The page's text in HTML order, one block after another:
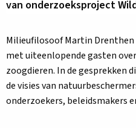
van onderzoeksproject
Milieufilosoof Martin Drenthen
met uiteenlopende gasten
zoogdieren. In de gesprekken
de visies van
onderzoekers, beleidsmakers